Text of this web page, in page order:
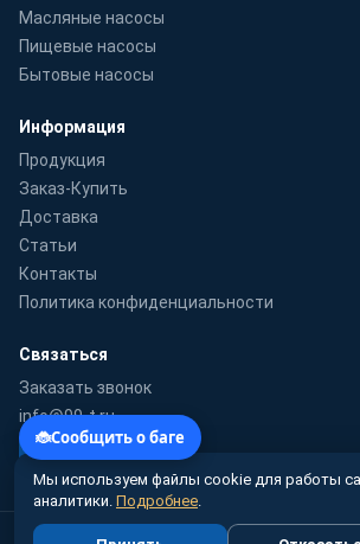
Масляные насосы
Пищевые насосы
Бытовые насосы
Информация
Продукция
Заказ-Купить
Доставка
Статьи
Контакты
Политика конфиденциальности
Связаться
Заказать звонок
info@99-t.ru
WhatsApp
© 2010–2026 99-t.ru · Гидромаш-Урал — поставка
Мы используем файлы cookie для работы
аналитики. Подробнее.